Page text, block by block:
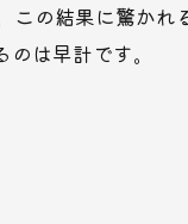
の結果に驚かれ
は早計です。